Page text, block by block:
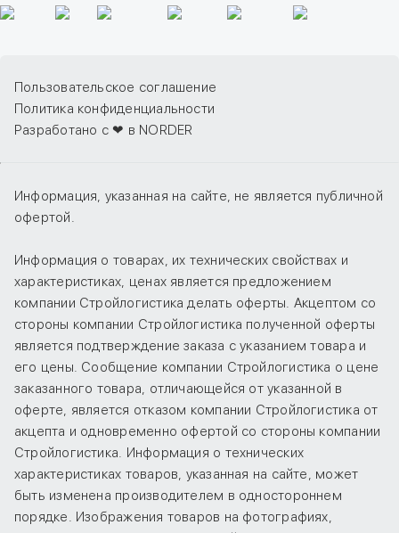
Пользовательское соглашение
Политика конфиденциальности
Разработано с ❤ в NORDER
Информация, указанная на сайте, не является публичной
офертой.
Информация о товарах, их технических свойствах и
характеристиках, ценах является предложением
компании Стройлогистика делать оферты. Акцептом со
стороны компании Стройлогистика полученной оферты
является подтверждение заказа с указанием товара и
его цены. Сообщение компании Стройлогистика о цене
заказанного товара, отличающейся от указанной в
оферте, является отказом компании Стройлогистика от
акцепта и одновременно офертой со стороны компании
Стройлогистика. Информация о технических
характеристиках товаров, указанная на сайте, может
быть изменена производителем в одностороннем
порядке. Изображения товаров на фотографиях,